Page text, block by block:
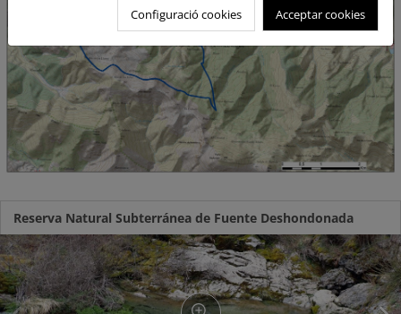
Reserva Natural Subterránea de Fuente Deshondonada
Configuració cookies Acceptar cookies